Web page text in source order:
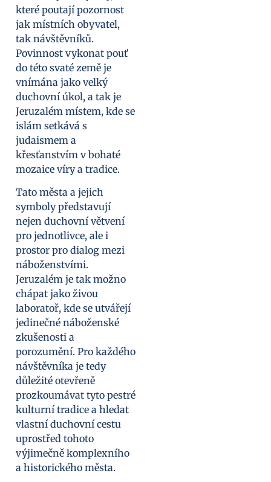
které poutají pozornost
jak místních obyvatel,
tak návštěvníků.
Povinnost vykonat pouť
do této svaté země je
vnímána jako velký
duchovní úkol, a tak je
Jeruzalém místem, kde se
islám setkává s
judaismem a
křesťanstvím v bohaté
mozaice víry a tradice.
Tato města a jejich
symboly představují
nejen duchovní větvení
pro jednotlivce, ale i
prostor pro dialog mezi
náboženstvími.
Jeruzalém je tak možno
chápat jako živou
laboratoř, kde se utvářejí
jedinečné náboženské
zkušenosti a
porozumění. Pro každého
návštěvníka je tedy
důležité otevřeně
prozkoumávat tyto pestré
kulturní tradice a hledat
vlastní duchovní cestu
uprostřed tohoto
výjimečně komplexního
a historického města.